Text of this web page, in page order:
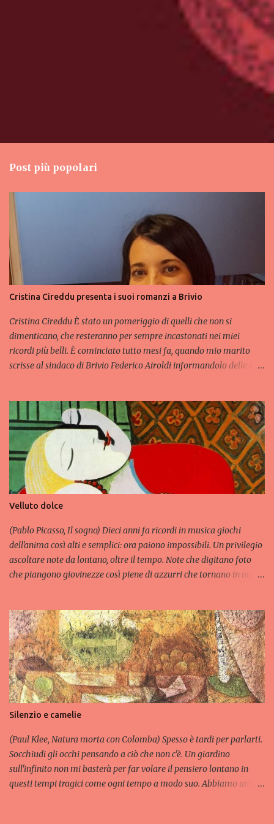
Post più popolari
Cristina Cireddu presenta i suoi romanzi a Brivio
Cristina Cireddu È stato un pomeriggio di quelli che non si
dimenticano, che resteranno per sempre incastonati nei miei
ricordi più belli. È cominciato tutto mesi fa, quando mio marito
scrisse al sindaco di Brivio Federico Airoldi informandolo delle mie
modo che tutto questo si potesse realizzare. Meravigliose Cristina
Lambertini e Nicoletta Palmieri: amiche, fiori meravigliosi e
ardenti. Mi hanno aiutata, incoraggiata e accettato di vivere con
me questa giornata così importante. Uno dei momenti più
gratificanti della vita professionale di uno scrittore è, di certo, il
"firmacopie". Io finora lo avevo solo sognato, nel mio mondo dietro
al mondo . Ieri 22 ottobre 2022, questo sogno è finalmente
diventato realtà. Ringrazio Giordano Villa e tutto lo staff di Pro
Loco Brivio per l'ospitalità e il graditissimo omaggio floreale.
Ringrazio tutto il...
Velluto dolce
(Pablo Picasso, Il sogno) Dieci anni fa ricordi in musica giochi
dell'anima così alti e semplici: ora paiono impossibili. Un privilegio
ascoltare note da lontano, oltre il tempo. Note che digitano foto
che piangono giovinezze così piene di azzurri che tornano in nuove
restano tra le trame dei pensieri come il velluto dolce di una
chitarra. Velluto dolce by Maria Cristina Cireddu is licensed under
a Creative Commons Attribuzione - Non commerciale - Non opere
derivate 3.0 Unported License . Permissions beyond the scope of
this license may be available at http://leparoledicrima.com .
Silenzio e camelie
(Paul Klee, Natura morta con Colomba) Spesso è tardi per parlarti.
Socchiudi gli occhi pensando a ciò che non c'è. Un giardino
sull'infinito non mi basterà per far volare il pensiero lontano in
questi tempi tragici come ogni tempo a modo suo. Abbiamo un eco